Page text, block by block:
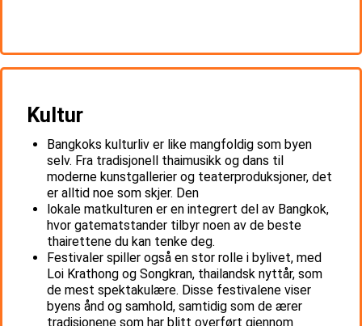
Kultur
Bangkoks kulturliv er like mangfoldig som byen
selv. Fra tradisjonell thaimusikk og dans til
moderne kunstgallerier og teaterproduksjoner, det
er alltid noe som skjer. Den
lokale matkulturen er en integrert del av Bangkok,
hvor gatematstander tilbyr noen av de beste
thairettene du kan tenke deg.
Festivaler spiller også en stor rolle i bylivet, med
Loi Krathong og Songkran, thailandsk nyttår, som
de mest spektakulære. Disse festivalene viser
byens ånd og samhold, samtidig som de ærer
tradisjonene som har blitt overført gjennom